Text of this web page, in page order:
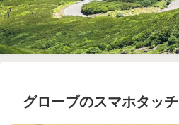
グローブのスマホタッチ